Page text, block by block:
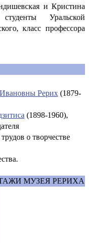
и Кристина
Уральской
класс профессора
Рерих (1879-
(1898-1960),
о творчестве
МУЗЕЯ РЕРИХА